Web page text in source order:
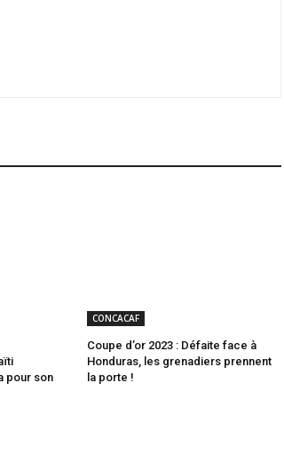
pour son
CONCACAF
Coupe d’or 2023 : Défaite face à
Honduras, les grenadiers prennent
la porte !